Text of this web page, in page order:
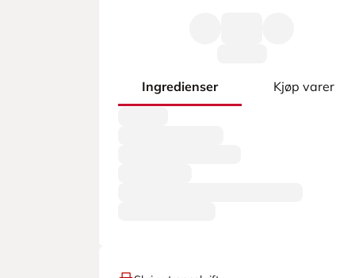
Ingredienser Kjøp varer